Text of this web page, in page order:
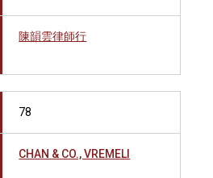
陳韻雲律師行
78
CHAN & CO., VREMELI